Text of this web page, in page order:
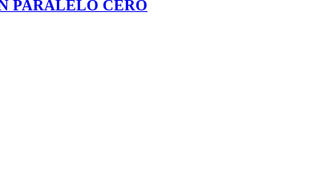
PARALELO CERO